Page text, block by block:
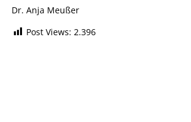
Dr. Anja Meußer
Post Views: 2.396